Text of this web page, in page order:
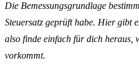
Die Bemessungsgrundlage
Steuersatz geprüft habe. Hier gibt
also finde einfach für dich heraus,
vorkommt.